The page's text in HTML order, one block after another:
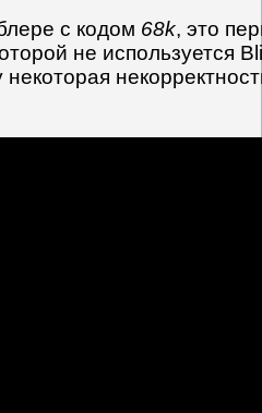
с кодом 68k, это
не используется